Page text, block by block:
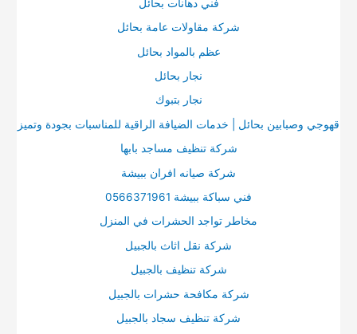
فني دهانات بحائل
شركة مقاولات عامة بحائل
عظم بالمواد بحائل
نجار بحائل
نجار بتبوك
قهوجي وصبابين بحائل | خدمات الضيافة الراقية للمناسبات بجودة وتميز
شركة تنظيف مساجد بابها
شركة صيانه افران ببيشة
فني سباكة ببيشة 0566371961
مخاطر تواجد الحشرات في المنزل
شركة نقل اثاث بالجبيل
شركة تنظيف بالجبيل
شركة مكافحة حشرات بالجبيل
شركة تنظيف سجاد بالجبيل